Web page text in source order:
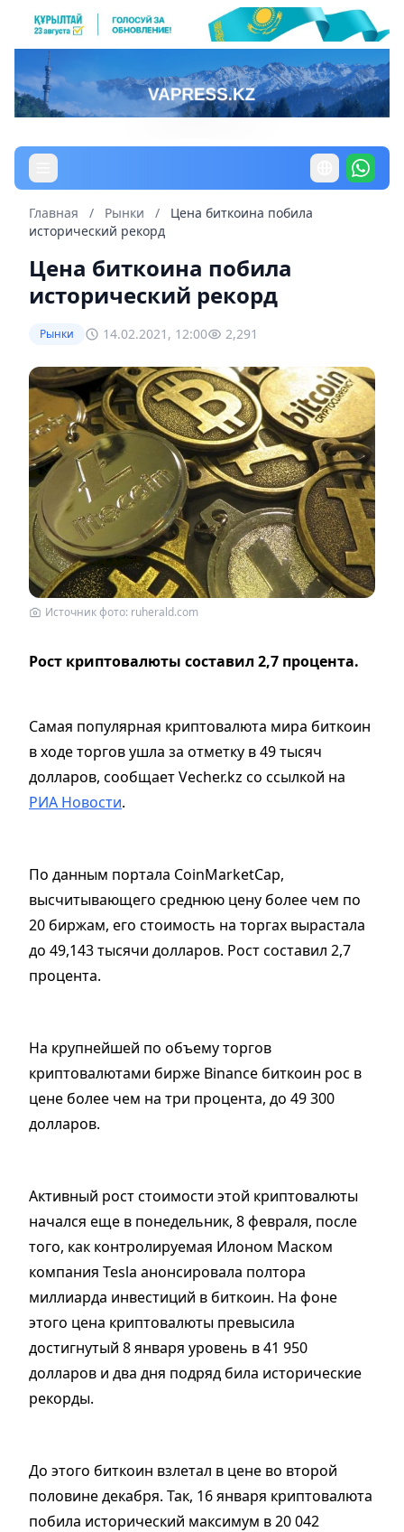
Главная / Рынки /
Цена биткоина побила
исторический рекорд
Цена биткоина побила
исторический рекорд
Рынки 14.02.2021, 12:00 2,291
Источник фото: ruherald.com
Рост криптовалюты составил 2,7 процента.
Самая популярная криптовалюта мира биткоин
в ходе торгов ушла за отметку в 49 тысяч
долларов, сообщает Vecher.kz со ссылкой на
РИА Новости.
По данным портала CoinMarketCap,
высчитывающего среднюю цену более чем по
20 биржам, его стоимость на торгах вырастала
до 49,143 тысячи долларов. Рост составил 2,7
процента.
На крупнейшей по объему торгов
криптовалютами бирже Binance биткоин рос в
цене более чем на три процента, до 49 300
долларов.
Активный рост стоимости этой криптовалюты
начался еще в понедельник, 8 февраля, после
того, как контролируемая Илоном Маском
компания Tesla анонсировала полтора
миллиарда инвестиций в биткоин. На фоне
этого цена криптовалюты превысила
достигнутый 8 января уровень в 41 950
долларов и два дня подряд била исторические
рекорды.
До этого биткоин взлетал в цене во второй
половине декабря. Так, 16 января криптовалюта
побила исторический максимум в 20 042